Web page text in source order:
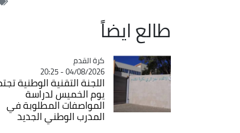
طالع ايضاً
Catégorie
كرة القدم
04/08/2026 - 20:25
اللجنة التقنية الوطنية
يوم الخميس لدراسة
المواصفات المطلوبة في
المدرب الوطني الجديد